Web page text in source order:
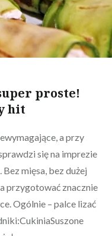
proste!
hit
a przy
się na imprezie
mięsa, bez dużej
przygotować znacznie
Ogólnie – palce lizać